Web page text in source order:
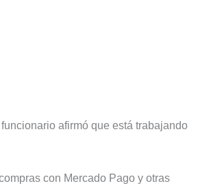
afirmó que está trabajando
con Mercado Pago y otras